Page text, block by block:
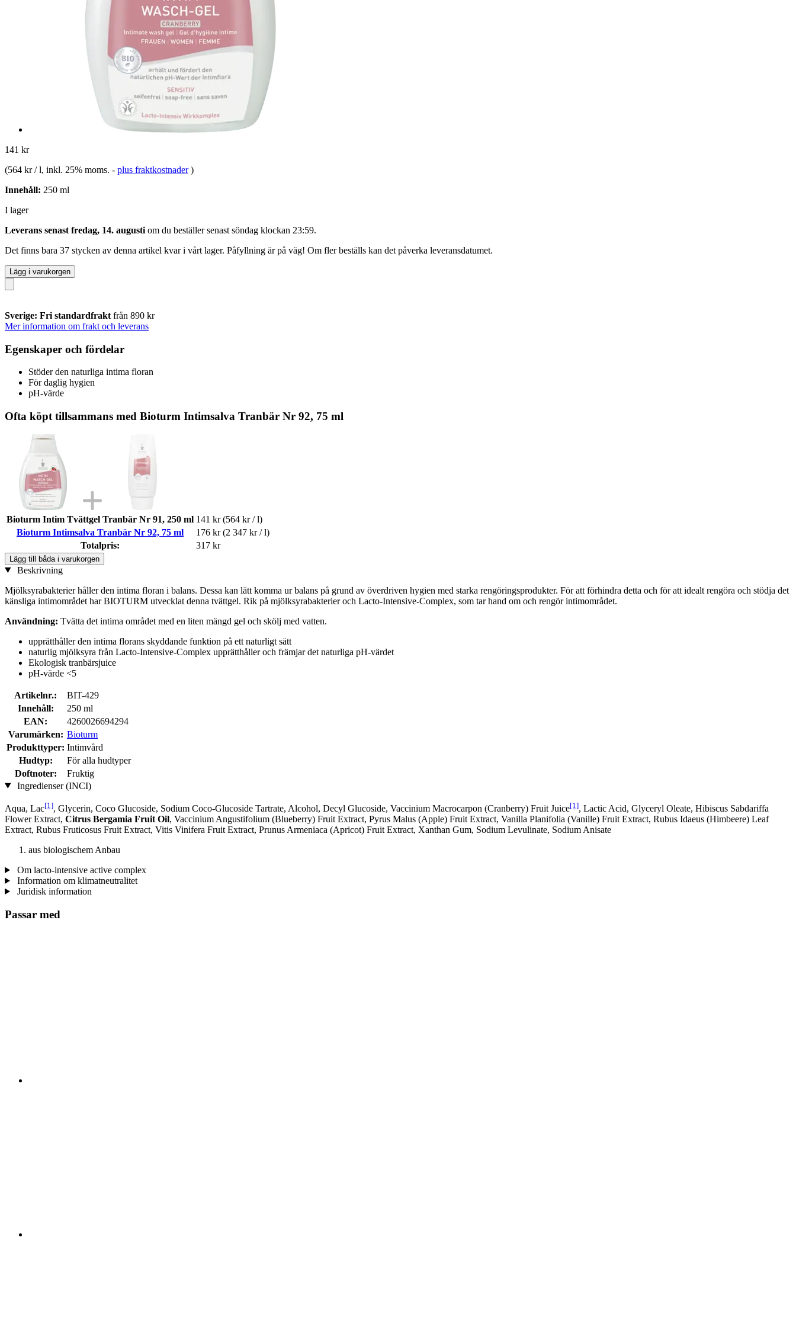
141 kr
(564 kr / l, inkl. 25% moms. - plus fraktkostnader )
Innehåll: 250 ml
I lager
Leverans senast fredag, 14. augusti om du beställer senast söndag klockan 23:59.
Det finns bara 37 stycken av denna artikel kvar i vårt lager. Påfyllning är på väg! Om fler beställs kan det påverka leveransdatumet.
Lägg i varukorgen
Sverige: Fri standardfrakt från 890 kr
Mer information om frakt och leverans
Egenskaper och fördelar
Stöder den naturliga intima floran
För daglig hygien
pH-värde
Ofta köpt tillsammans med Bioturm Intimsalva Tranbär Nr 92, 75 ml
Bioturm Intim Tvättgel Tranbär Nr 91, 250 ml 141 kr (564 kr / l)
Bioturm Intimsalva Tranbär Nr 92, 75 ml
176 kr (2 347 kr / l)
Totalpris:
317 kr
Lägg till båda i varukorgen
Beskrivning
Mjölksyrabakterier håller den intima floran i balans. Dessa kan lätt komma ur balans på grund av överdriven hygien med starka rengöringsprodukter. För att förhindra detta och för att idealt rengöra och stödja det
känsliga intimområdet har BIOTURM utvecklat denna tvättgel. Rik på mjölksyrabakterier och Lacto-Intensive-Complex, som tar hand om och rengör intimområdet.
Användning: Tvätta det intima området med en liten mängd gel och skölj med vatten.
upprätthåller den intima florans skyddande funktion på ett naturligt sätt
naturlig mjölksyra från Lacto-Intensive-Complex upprätthåller och främjar det naturliga pH-värdet
Ekologisk tranbärsjuice
pH-värde <5
Artikelnr.:
BIT-429
Innehåll:
250 ml
EAN:
4260026694294
Varumärken: Bioturm
Produkttyper: Intimvård
Hudtyp:
För alla hudtyper
Doftnoter:
Fruktig
Ingredienser (INCI)
Aqua, Lac[1], Glycerin, Coco Glucoside, Sodium Coco-Glucoside Tartrate, Alcohol, Decyl Glucoside, Vaccinium Macrocarpon (Cranberry) Fruit Juice[1], Lactic Acid, Glyceryl Oleate, Hibiscus Sabdariffa
Flower Extract, Citrus Bergamia Fruit Oil, Vaccinium Angustifolium (Blueberry) Fruit Extract, Pyrus Malus (Apple) Fruit Extract, Vanilla Planifolia (Vanille) Fruit Extract, Rubus Idaeus (Himbeere) Leaf
Extract, Rubus Fruticosus Fruit Extract, Vitis Vinifera Fruit Extract, Prunus Armeniaca (Apricot) Fruit Extract, Xanthan Gum, Sodium Levulinate, Sodium Anisate
aus biologischem Anbau
Om lacto-intensive active complex
Information om klimatneutralitet
Juridisk information
Passar med